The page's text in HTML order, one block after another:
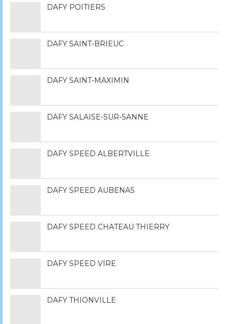
DAFY POITIERS
DAFY SAINT-BRIEUC
DAFY SAINT-MAXIMIN
DAFY SALAISE-SUR-SANNE
DAFY SPEED ALBERTVILLE
DAFY SPEED AUBENAS
DAFY SPEED CHATEAU THIERRY
DAFY SPEED VIRE
DAFY THIONVILLE